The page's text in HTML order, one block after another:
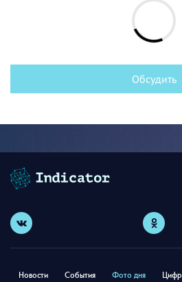
Обсудить
Новости События Фото дня